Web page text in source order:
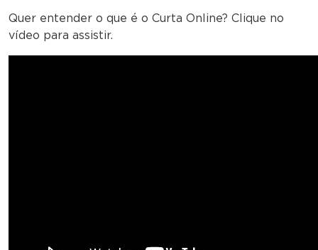
Quer entender o que é o Curta Online? Clique no
vídeo para assistir.